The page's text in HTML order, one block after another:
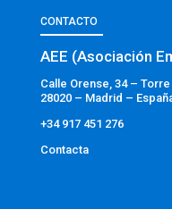
CONTACTO
AEE (Asociación
Calle Orense, 34 –
28020 – Madrid –
+34 917 451 276
Contacta